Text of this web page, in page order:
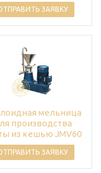
ЗАЯВКУ
мельница
производства
из кешью JMV60
ЗАЯВКУ